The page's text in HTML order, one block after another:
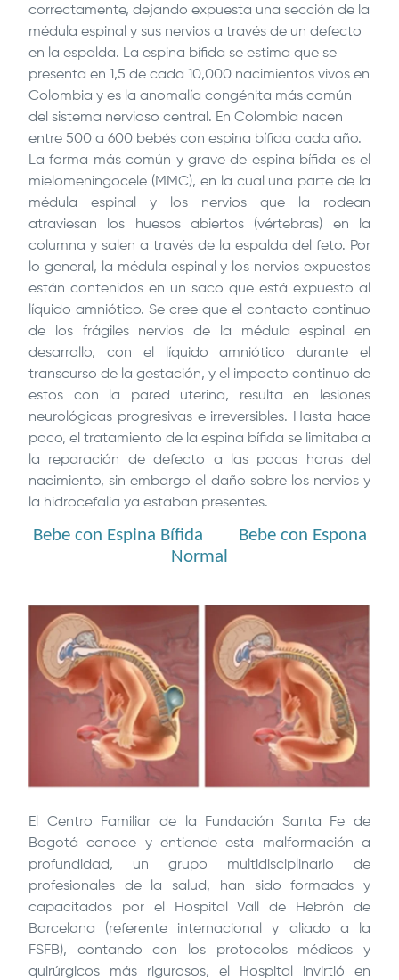
correctamente, dejando expuesta una sección de la
médula espinal y sus nervios a través de un defecto
en la espalda. La espina bífida se estima que se
presenta en 1,5 de cada 10,000 nacimientos vivos en
Colombia y es la anomalía congénita más común
del sistema nervioso central. En Colombia nacen
entre 500 a 600 bebés con espina bífida cada año.
La forma más común y grave de espina bífida es el
mielomeningocele (MMC), en la cual una parte de la
médula espinal y los nervios que la rodean
atraviesan los huesos abiertos (vértebras) en la
columna y salen a través de la espalda del feto. Por
lo general, la médula espinal y los nervios expuestos
están contenidos en un saco que está expuesto al
líquido amniótico. Se cree que el contacto continuo
de los frágiles nervios de la médula espinal en
desarrollo, con el líquido amniótico durante el
transcurso de la gestación, y el impacto continuo de
estos con la pared uterina, resulta en lesiones
neurológicas progresivas e irreversibles. Hasta hace
poco, el tratamiento de la espina bífida se limitaba a
la reparación de defecto a las pocas horas del
nacimiento, sin embargo el daño sobre los nervios y
la hidrocefalia ya estaban presentes.
Bebe con Espina Bífida Bebe con Espona
Normal
Image
El Centro Familiar de la Fundación Santa Fe de
Bogotáconoce y entiende esta malformación a
profundidad, un grupo multidisciplinario de
profesionales de la salud, han sido formados y
capacitados por el Hospital Vall de Hebrón de
Barcelona (referente internacional y aliado a la
FSFB), contando con los protocolos médicos y
quirúrgicos más rigurosos, el Hospital invirtió en